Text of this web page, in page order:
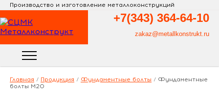
Производство и изготовление металлоконструкций
+7(343) 364-64-10
zakaz@metallkonstrukt.ru
Главная / Продукция / Фундаментные болты / Фундаментные
болты М20